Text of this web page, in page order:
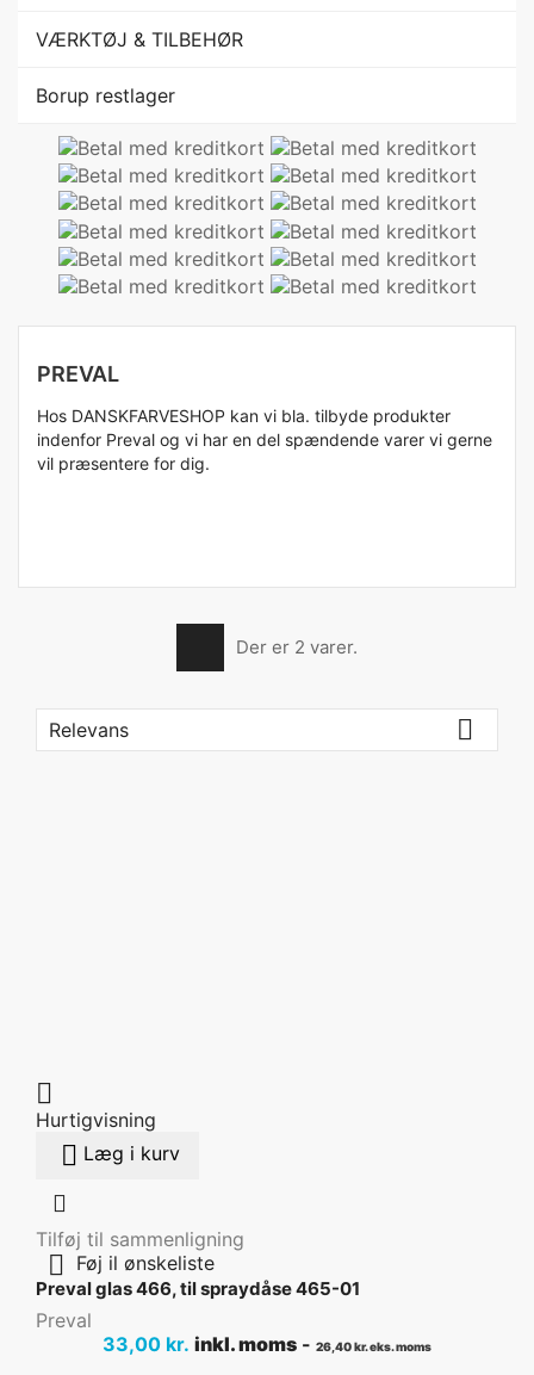
VÆRKTØJ & TILBEHØR
Borup restlager
PREVAL
Hos DANSKFARVESHOP kan vi bla. tilbyde produkter
indenfor Preval og vi har en del spændende varer vi gerne
vil præsentere for dig.
Der er 2 varer.
Relevans 

Hurtigvisning
 Læg i kurv

Tilføj til sammenligning
 Føj il ønskeliste
Preval glas 466, til spraydåse 465-01
Preval
33,00 kr. Pris
inkl. moms - 26,40 kr. eks. moms